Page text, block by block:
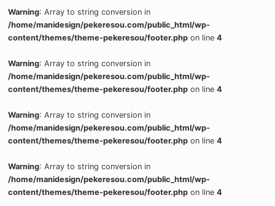
Warning: Array to string conversion in
/home/manidesign/pekeresou.com/public_html/wp-
content/themes/theme-pekeresou/footer.php on line4
Warning: Array to string conversion in
/home/manidesign/pekeresou.com/public_html/wp-
content/themes/theme-pekeresou/footer.php on line4
Warning: Array to string conversion in
/home/manidesign/pekeresou.com/public_html/wp-
content/themes/theme-pekeresou/footer.php on line4
Warning: Array to string conversion in
/home/manidesign/pekeresou.com/public_html/wp-
content/themes/theme-pekeresou/footer.php on line4